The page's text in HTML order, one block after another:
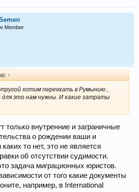
Member
↑
хотим переехать в Румынию ,
для это нам нужны. И какие затраты
только внутренние и заграничные
о рождении ваши и
то нет, это не является
об отсутствии судимости.
задача миграционных юристов.
от того какие документы
например, в International